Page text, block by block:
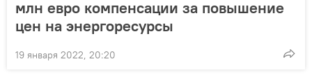
млн евро компенсации за повышение
цен на энергоресурсы
19 января 2022, 20:20